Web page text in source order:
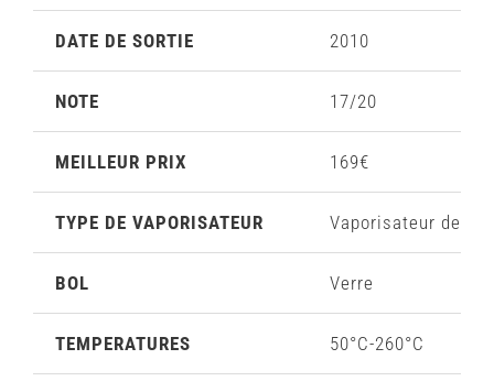
DATE DE SORTIE 2010
NOTE 17/20
MEILLEUR PRIX 169€
TYPE DE VAPORISATEUR Vaporisateur de
BOL Verre
TEMPERATURES 50°C-260°C